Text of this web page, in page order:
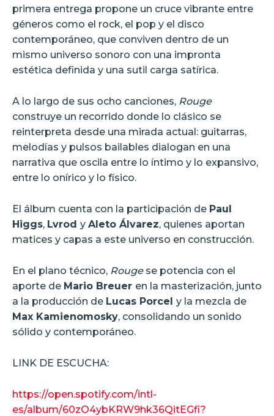
primera entrega propone un cruce vibrante entre
géneros como el rock, el pop y el disco
contemporáneo, que conviven dentro de un
mismo universo sonoro con una impronta
estética definida y una sutil carga satírica.
A lo largo de sus ocho canciones, Rouge
construye un recorrido donde lo clásico se
reinterpreta desde una mirada actual: guitarras,
melodías y pulsos bailables dialogan en una
narrativa que oscila entre lo íntimo y lo expansivo,
entre lo onírico y lo físico.
El álbum cuenta con la participación de Paul
Higgs, Lvrod y Aleto Álvarez, quienes aportan
matices y capas a este universo en construcción.
En el plano técnico, Rouge se potencia con el
aporte de Mario Breuer en la masterización, junto
a la producción de Lucas Porcel y la mezcla de
Max Kamienomosky, consolidando un sonido
sólido y contemporáneo.
LINK DE ESCUCHA:
https://open.spotify.com/intl-
es/album/60zO4ybKRW9hk36QitEGfi?